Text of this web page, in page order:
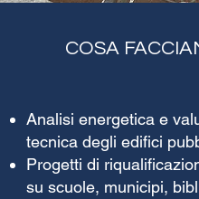
COSA
Analisi energetica e
tecnica degli edifici
Progetti di
su scuole, municipi,